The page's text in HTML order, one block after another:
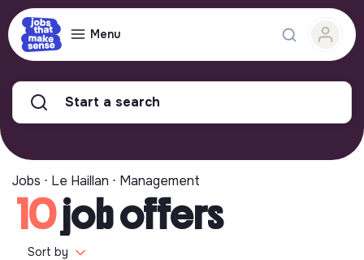
Menu
Start a search
Jobs ⋅ Le Haillan ⋅ Management
10job offers
Sort by